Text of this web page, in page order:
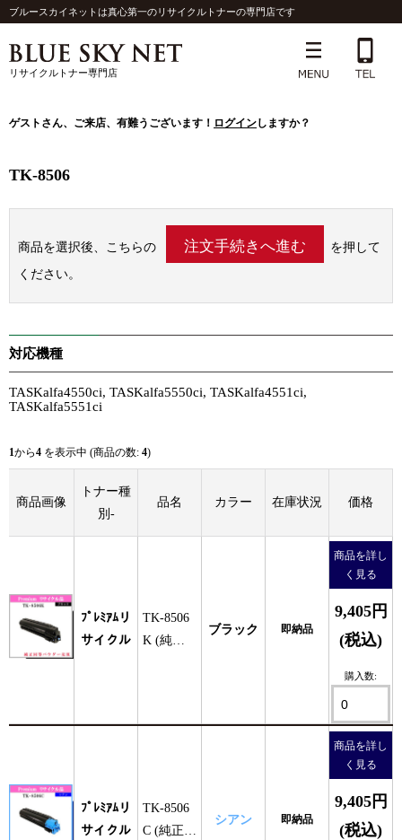
ブルースカイネットは真心第一のリサイクルトナーの専門店です
リサイクルトナー専門店
ゲスト さん、ご来店、有難うございます！ ログインしますか？
TK-8506
商品を選択後、こちらの
を押して
ください。
対応機種
TASKalfa4550ci, TASKalfa5550ci, TASKalfa4551ci,
TASKalfa5551ci
1から4 を表示中 (商品の数: 4)
商品画像
トナー種
別-
品名 カラー 在庫状況 価格
ﾌﾟﾚﾐｱﾑリ
サイクル
TK-8506
K (純正
ブラック 即納品
商品を詳し
く見る
9,405円
(税込)
購入数:
ﾌﾟﾚﾐｱﾑリ
サイクル
TK-8506
C (純正同
シアン 即納品
商品を詳し
く見る
9,405円
(税込)